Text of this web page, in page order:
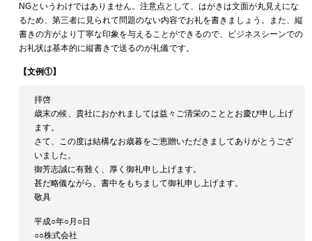
NGというわけではありません。注意点として、はがきは文面が丸見えにな
るため、第三者に見られて問題のない内容でお礼を書きましょう。また、縦
書きの方がより丁寧な印象を与えることができるので、ビジネスシーンでの
お礼状は基本的に縦書きで送るのが礼儀です。
【文例①】
拝啓
歳末の候、貴社におかれましては益々ご清栄のこととお慶び申し上げ
ます。
さて、この度は結構なお歳暮をご恵贈いただきましてありがとうござ
いました。
御芳志誠に有難く、厚く御礼申し上げます。
甚だ略儀ながら、書中をもちまして御礼申し上げます。
敬具
平成○年○月○日
○○株式会社